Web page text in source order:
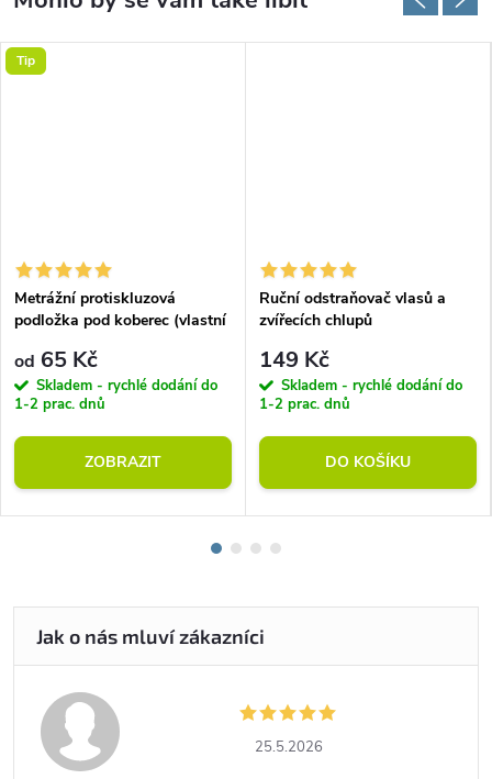
Tip
Metrážní protiskluzová
podložka pod koberec (vlastní
od 65 Kč
Skladem - rychlé dodání do
1-2 prac. dnů
ZOBRAZIT
Ruční odstraňovač vlasů a
zvířecích chlupů
149 Kč
Skladem - rychlé dodání do
1-2 prac. dnů
DO KOŠÍKU
25.5.2026